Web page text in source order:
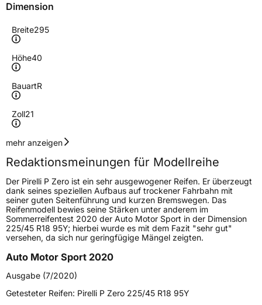
Dimension
Breite295
Höhe40
BauartR
Zoll21
Geschwindigkeitsindex
Höchstgeschwindigkeit
300 km/h
Lastindex111
Höchstlast1090 kg
Gewicht (in kg)16,38 kg
Generelle Merkmale
FahrzeugtypSUV
VerwendungSommerreifen
mehr anzeigen
Redaktionsmeinungen für Modellreihe
Der Pirelli P Zero ist ein sehr ausgewogener Reifen. Er überzeugt
dank seines speziellen Aufbaus auf trockener Fahrbahn mit
seiner guten Seitenführung und kurzen Bremswegen. Das
Reifenmodell bewies seine Stärken unter anderem im
Sommerreifentest 2020 der Auto Motor Sport in der Dimension
225/45 R18 95Y; hierbei wurde es mit dem Fazit "sehr gut"
versehen, da sich nur geringfügige Mängel zeigten.
Auto Motor Sport 2020
Ausgabe (7/2020)
Getesteter Reifen: Pirelli P Zero 225/45 R18 95Y